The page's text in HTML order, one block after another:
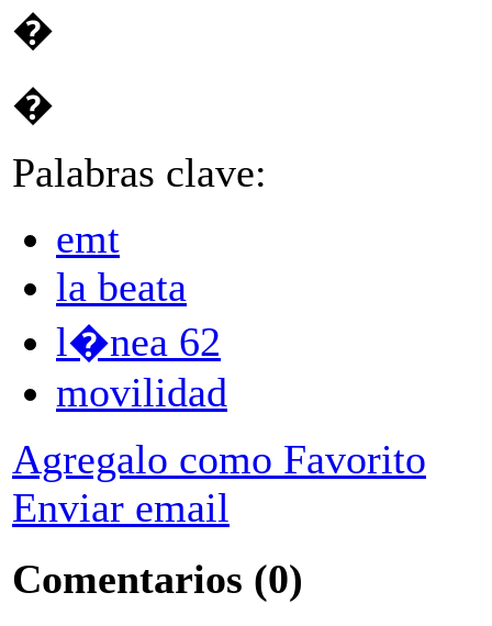
�
�
Palabras clave:
emt
la beata
l�nea 62
movilidad
Agregalo como Favorito
Enviar email
Comentarios (0)